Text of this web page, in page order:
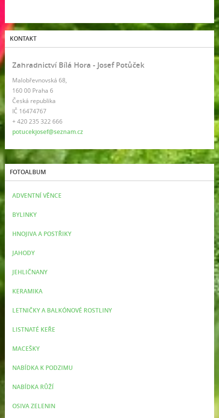
KONTAKT
Zahradnictví Bílá Hora - Josef Potůček
Malobřevnovská 68,
160 00 Praha 6
Česká republika
IČ 16474767
+ 420 235 322 666
potucekjosef@seznam.cz
FOTOALBUM
ADVENTNÍ VĚNCE
BYLINKY
HNOJIVA A POSTŘIKY
JAHODY
JEHLIČNANY
KERAMIKA
LETNIČKY A BALKÓNOVÉ ROSTLINY
LISTNATÉ KEŘE
MACEŠKY
NABÍDKA K PODZIMU
NABÍDKA RŮŽÍ
OSIVA ZELENIN